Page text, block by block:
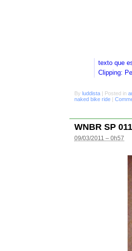
texto que
Clipping:
By luddista | Posted in
naked bike ride |
WNBR SP 011
09/03/2011 – 0h57